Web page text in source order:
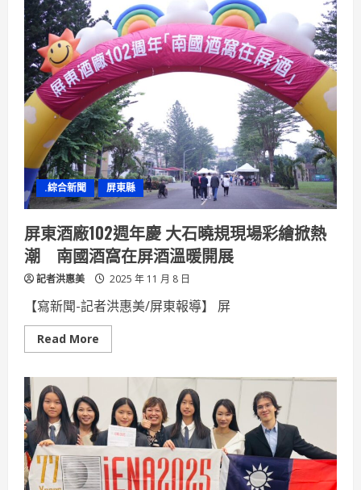
經
濟
復
甦
傳
產！
林
岱
樺
高
雄
打
造
護
國
產
業
.綜合新聞 屏東縣
屏東酒廠102週年慶 大石曉規現場彩繪掀熱
潮 南國酒窩在屏酒溫暖開展
記者洪惠美 2025 年 11 月 8 日
【寫新聞-記者洪惠美/屏東報導】 屏
Read More
more
102
週
年
慶
大
石
曉